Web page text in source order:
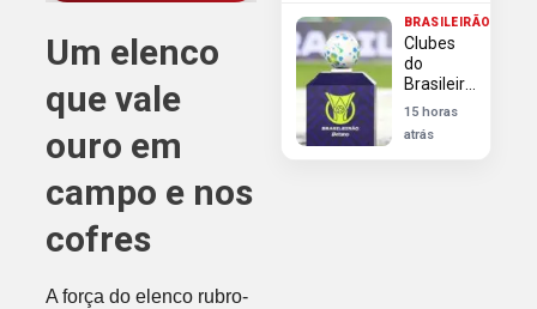
Um elenco
que vale
ouro em
campo e nos
cofres
A força do elenco rubro-
planejamento
do
Carioca
BRASILEIRÃO
Clubes
do
Brasileirão
aproveitam
Dia dos
Pais para
15 horas
atrás